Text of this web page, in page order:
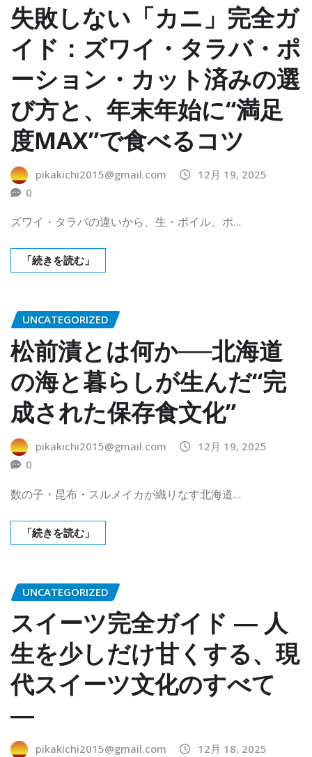
失敗しない「カニ」完全ガ
イド：ズワイ・タラバ・ポ
ーション・カット済みの選
び方と、年末年始に“満足
度MAX”で食べるコツ
pikakichi2015@gmail.com
12月 19, 2025
0
ズワイ・タラバの違いから、生・ボイル、ポ…
「続きを読む」
UNCATEGORIZED
松前漬とは何か──北海道
の海と暮らしが生んだ“完
成された保存食文化”
pikakichi2015@gmail.com
12月 19, 2025
0
数の子・昆布・スルメイカが織りなす北海道…
「続きを読む」
UNCATEGORIZED
スイーツ完全ガイド ― 人
生を少しだけ甘くする、現
代スイーツ文化のすべて
―
pikakichi2015@gmail.com
12月 18, 2025